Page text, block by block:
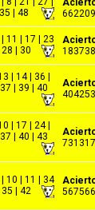
35 | 48
11 | 17 | 23
| 28 | 30
| 14 | 36 |
37 | 39 | 40
| 17 | 24 |
37 | 40 | 43
10 | 11 | 34
| 35 | 42